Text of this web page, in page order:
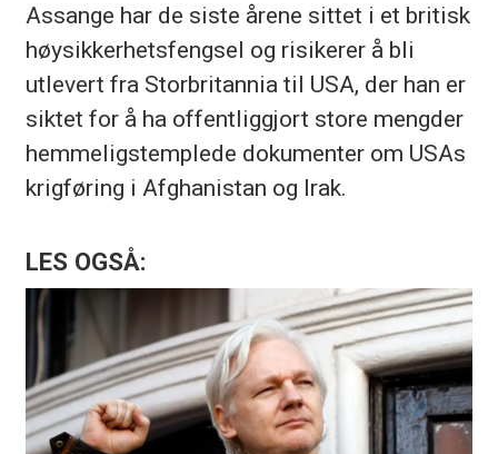
Assange har de siste årene sittet i et britisk
høysikkerhetsfengsel og risikerer å bli
utlevert fra Storbritannia til USA, der han er
siktet for å ha offentliggjort store mengder
hemmeligstemplede dokumenter om USAs
krigføring i Afghanistan og Irak.
LES OGSÅ: